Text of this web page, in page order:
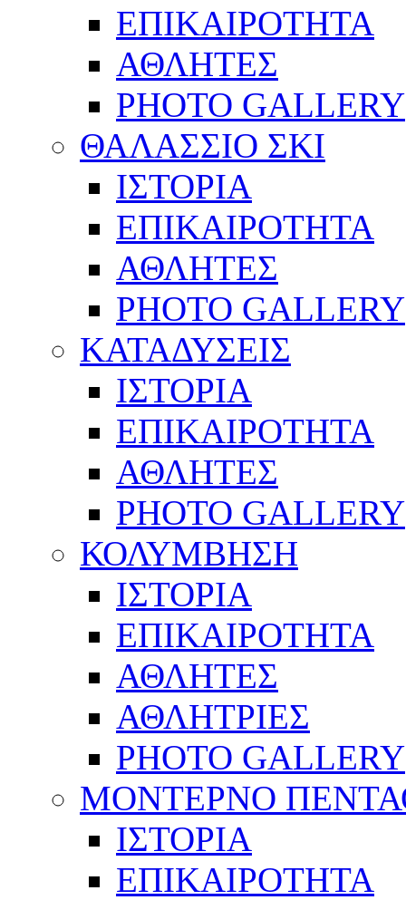
ΕΠΙΚΑΙΡΟΤΗΤΑ
ΑΘΛΗΤΕΣ
PHOTO GALLERY
ΘΑΛΑΣΣΙΟ ΣΚΙ
ΙΣΤΟΡΙΑ
ΕΠΙΚΑΙΡΟΤΗΤΑ
ΑΘΛΗΤΕΣ
PHOTO GALLERY
ΚΑΤΑΔΥΣΕΙΣ
ΙΣΤΟΡΙΑ
ΕΠΙΚΑΙΡΟΤΗΤΑ
ΑΘΛΗΤΕΣ
PHOTO GALLERY
ΚΟΛΥΜΒΗΣΗ
ΙΣΤΟΡΙΑ
ΕΠΙΚΑΙΡΟΤΗΤΑ
ΑΘΛΗΤΕΣ
ΑΘΛΗΤΡΙΕΣ
PHOTO GALLERY
ΜΟΝΤΕΡΝΟ
ΙΣΤΟΡΙΑ
ΕΠΙΚΑΙΡΟΤΗΤΑ